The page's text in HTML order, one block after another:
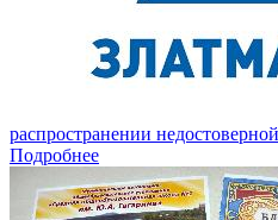
распространении
Подробнее